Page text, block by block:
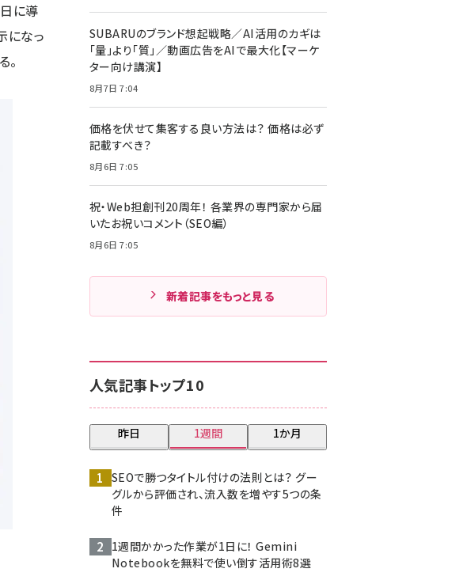
に導
になっ
SUBARUのブランド想起戦略／AI活用のカギは
「量」より「質」／動画広告をAIで最大化【マーケ
ター向け講演】
8月7日 7:04
価格を伏せて集客する良い方法は？ 価格は必ず
記載すべき？
8月6日 7:05
祝・Web担創刊20周年！ 各業界の専門家から届
いたお祝いコメント（SEO編）
8月6日 7:05
新着記事をもっと見る
人気記事トップ10
昨日 1週間 1か月
SEOで勝つタイトル付けの法則とは？ グー
グルから評価され、流入数を増やす5つの条
件
1週間かかった作業が1日に！ Gemini
Notebookを無料で使い倒す活用術8選